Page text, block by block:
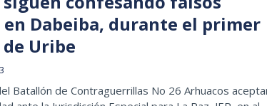
Dabeiba, durante el primer
Uribe
Batallón de Contraguerrillas No 26 Arhuacos